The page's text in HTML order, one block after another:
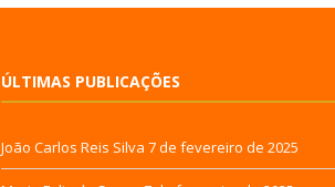
ÚLTIMAS PUBLICAÇÕES
João Carlos Reis Silva 7 de fevereiro de 2025